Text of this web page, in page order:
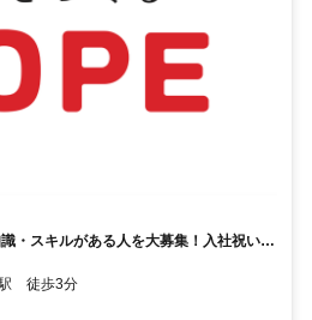
・スキルがある人を大募集！入社祝い金
府駅 徒歩3分